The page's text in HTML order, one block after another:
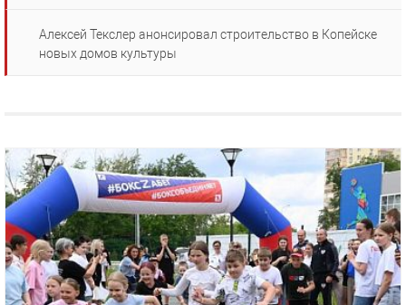
Алексей Текслер анонсировал строительство в Копейске
новых домов культуры